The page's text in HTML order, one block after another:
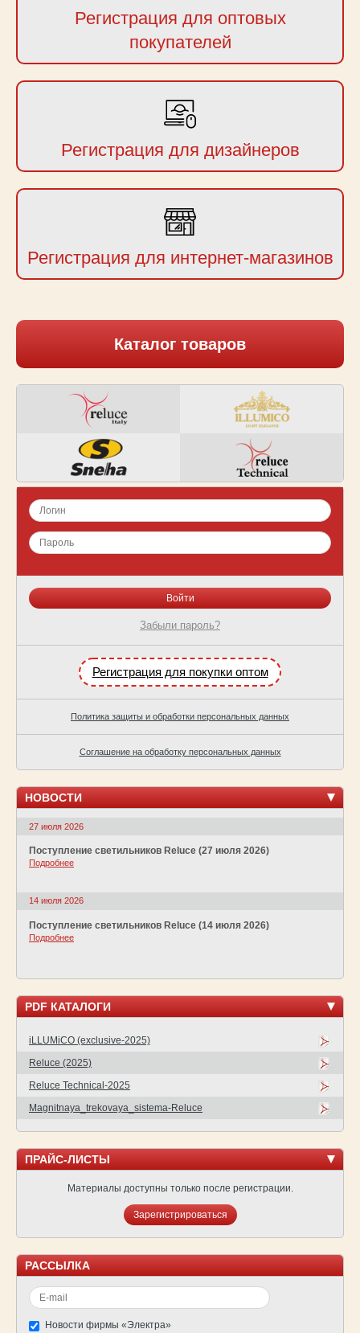
Регистрация для оптовых
покупателей
Регистрация для дизайнеров
Регистрация для интернет-магазинов
Каталог товаров
Забыли пароль?
Регистрация для покупки оптом
Политика защиты и обработки персональных данных
Соглашение на обработку персональных данных
НОВОСТИ
27 июля 2026
Поступление светильников Reluce (27 июля 2026)
Подробнее
14 июля 2026
Поступление светильников Reluce (14 июля 2026)
Подробнее
PDF КАТАЛОГИ
iLLUMiCO (exclusive-2025)
Reluce (2025)
Reluce Technical-2025
Magnitnaya_trekovaya_sistema-Reluce
ПРАЙС-ЛИСТЫ
Материалы доступны только после регистрации.
Зарегистрироваться
РАССЫЛКА
Новости фирмы «Электра»